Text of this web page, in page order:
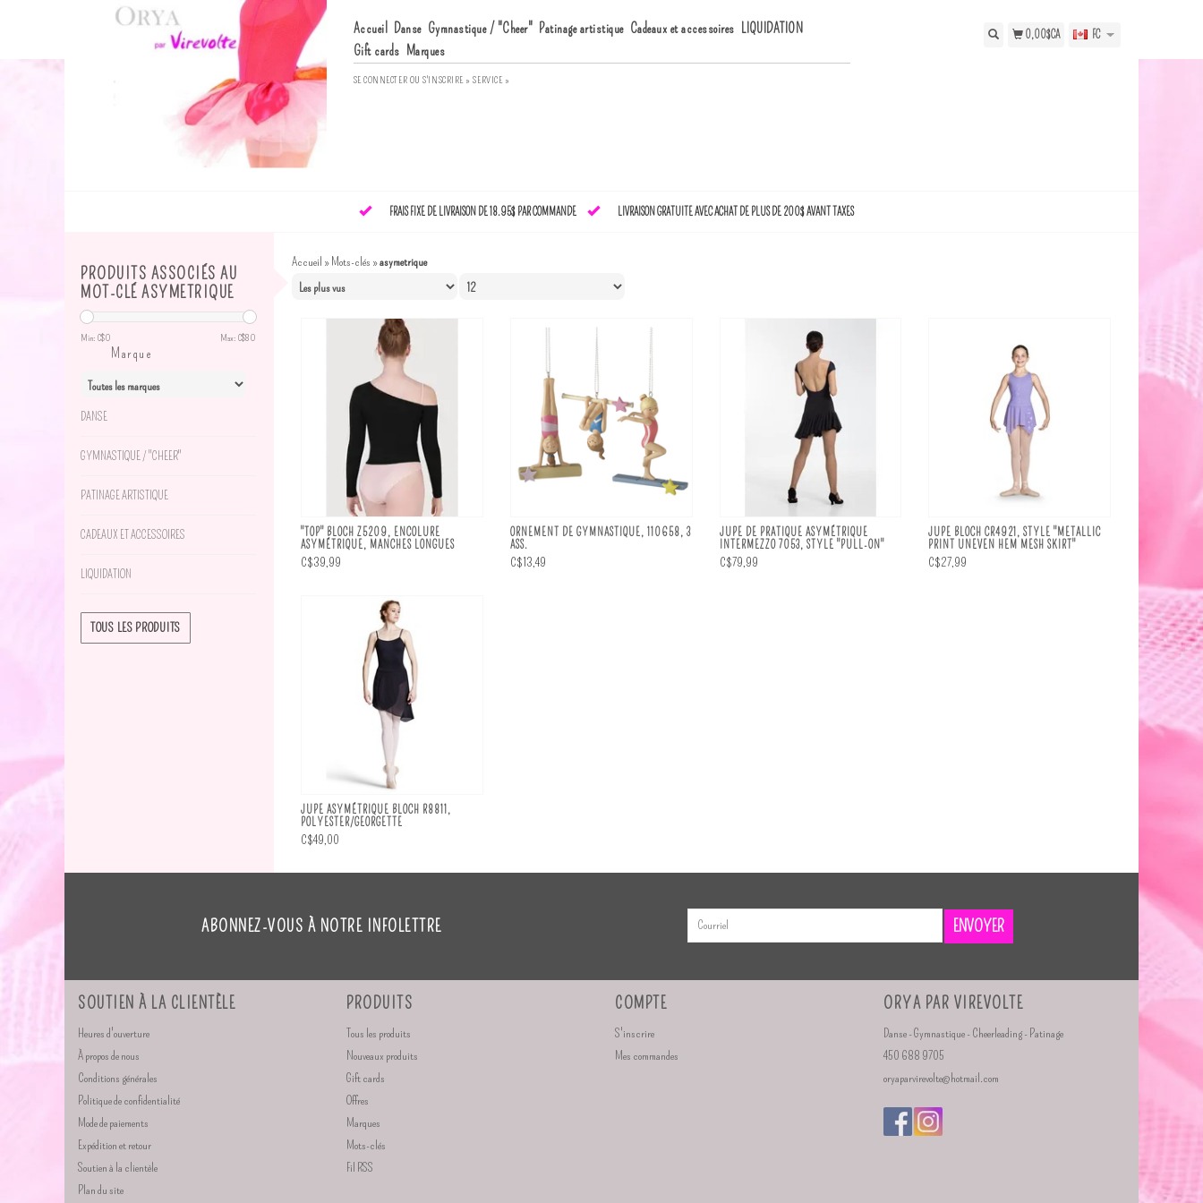
Accueil Danse Gymnastique / "Cheer" Patinage artistique Cadeaux et accessoires LIQUIDATION
Gift cards Marques
SE CONNECTER OUS'INSCRIRE » SERVICE »
0,00$CA FC
FRAIS FIXE DE LIVRAISON DE 18.95$ PAR COMMANDE LIVRAISON GRATUITE AVEC ACHAT DE PLUS DE 200$ AVANT TAXES
PRODUITS ASSOCIÉS AU
MOT-CLÉ ASYMETRIQUE
Min: C$0 Max: C$80
Marque
DANSE
GYMNASTIQUE / "CHEER"
PATINAGE ARTISTIQUE
CADEAUX ET ACCESSOIRES
LIQUIDATION
TOUS LES PRODUITS
Accueil »Mots-clés »asymetrique
"TOP" BLOCH Z5209, ENCOLURE
ASYMÉTRIQUE, MANCHES LONGUES
C$39,99
ORNEMENT DE GYMNASTIQUE, 110658, 3
ASS.
C$13,49
JUPE DE PRATIQUE ASYMÉTRIQUE
INTERMEZZO 7053, STYLE "PULL-ON"
C$79,99
JUPE BLOCH CR4921, STYLE "METALLIC
PRINT UNEVEN HEM MESH SKIRT"
C$27,99
JUPE ASYMÉTRIQUE BLOCH R8811,
POLYESTER/GEORGETTE
C$49,00
ABONNEZ-VOUS À NOTRE INFOLETTRE ENVOYER
SOUTIEN À LA CLIENTÈLE
Heures d'ouverture
À propos de nous
Conditions générales
Politique de confidentialité
Mode de paiements
Expédition et retour
Soutien à la clientèle
Plan du site
PRODUITS
Tous les produits
Nouveaux produits
Gift cards
Offres
Marques
Mots-clés
Fil RSS
COMPTE
S'inscrire
Mes commandes
ORYA PAR VIREVOLTE
Danse - Gymnastique - Cheerleading - Patinage
450 688 9705
oryaparvirevolte@hotmail.com